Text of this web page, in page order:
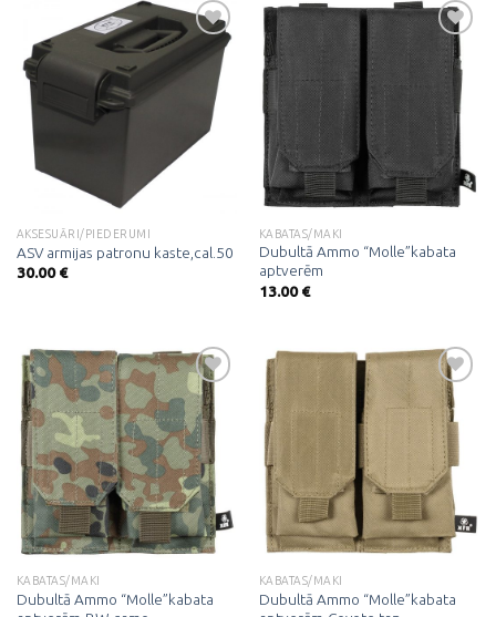
Pievienot
vēlmju
sarakstam
AKSESUĀRI/PIEDERUMI
ASV armijas patronu kaste,cal.50
30.00€
Pievienot
vēlmju
sarakstam
KABATAS/MAKI
Dubultā Ammo “Molle”kabata
aptverēm
13.00€
Pievienot
vēlmju
sarakstam
KABATAS/MAKI
Dubultā Ammo “Molle”kabata
Pievienot
vēlmju
sarakstam
KABATAS/MAKI
Dubultā Ammo “Molle”kabata